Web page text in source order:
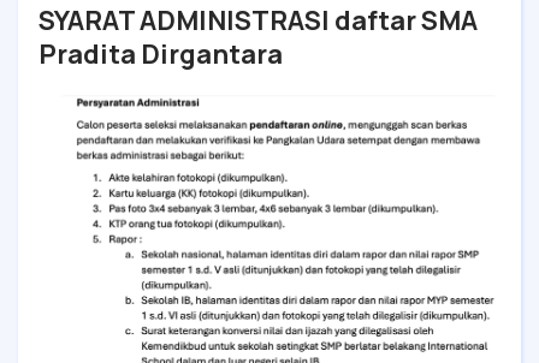
SYARAT ADMINISTRASI daftar SMA
Pradita Dirgantara